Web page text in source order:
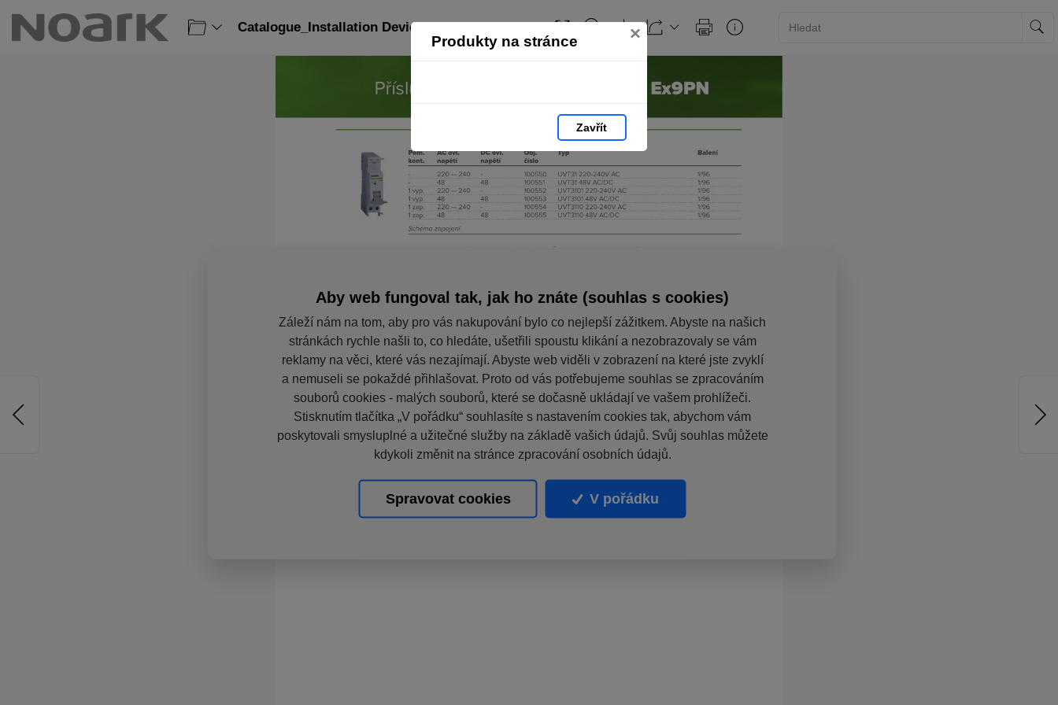
Produkty na stránce ×
Zavřít
Catalogue_Installation Devices_CZ: strana 147
Aby web fungoval tak, jak ho znáte (souhlas s cookies)
Záleží nám na tom, aby pro vás nakupování bylo co nejlepší zážitkem. Abyste na našich
stránkách rychle našli to, co hledáte, ušetřili spoustu klikání a nezobrazovaly se vám
reklamy na věci, které vás nezajímají. Abyste web viděli v zobrazení na které jste zvyklí
a nemuseli se pokaždé přihlašovat. Proto od vás potřebujeme souhlas se zpracováním
souborů cookies - malých souborů, které se dočasně ukládají ve vašem prohlížeči.
Stisknutím tlačítka „V pořádku“ souhlasíte s nastavením cookies tak, abychom vám
poskytovali smysluplné a užitečné služby na základě vašich údajů. Svůj souhlas můžete
kdykoli změnit na stránce zpracování osobních údajů.
Spravovat cookies V pořádku